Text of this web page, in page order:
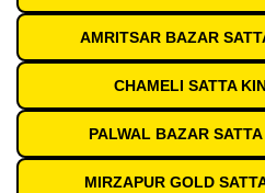
AMRITSAR BAZAR
CHAMELI SATTA
PALWAL BAZAR
MIRZAPUR GOLD